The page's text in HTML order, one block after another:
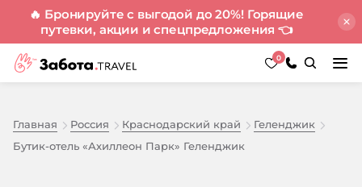
🔥 Бронируйте с выгодой до 20%! Горящие
путевки, акции и спецпредложения 👈
0
Главная Россия Краснодарский край
Геленджик
Бутик-отель «Ахиллеон Парк» Геленджик